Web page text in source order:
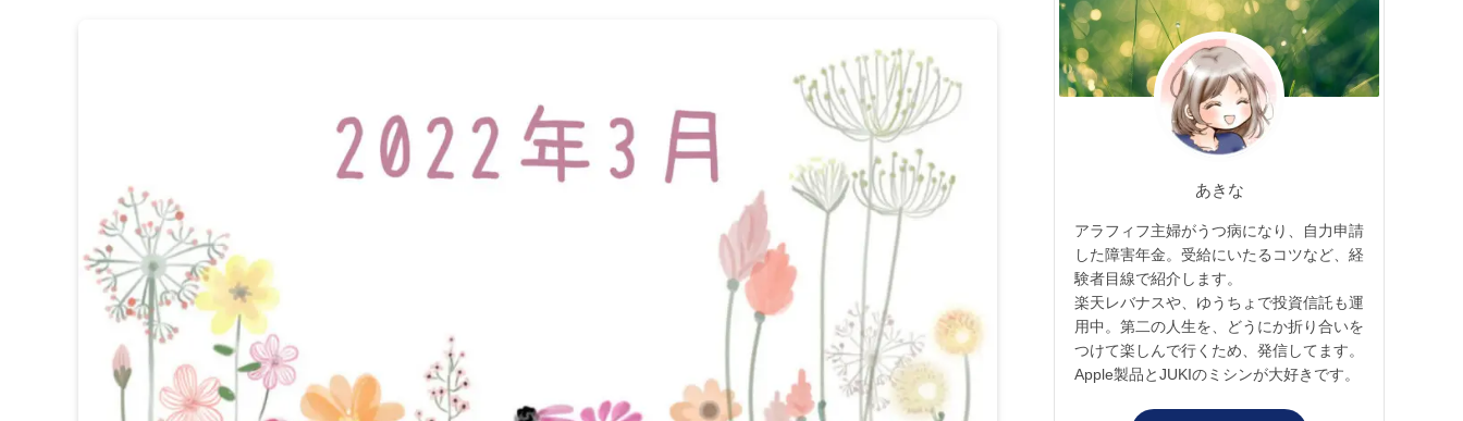
あきな
アラフィフ主婦がうつ病になり、自力申請
した障害年金。受給にいたるコツなど、経
験者目線で紹介します。
楽天レバナスや、ゆうちょで投資信託も運
用中。第二の人生を、どうにか折り合いを
つけて楽しんで行くため、発信してます。
Apple製品とJUKIのミシンが大好きです。